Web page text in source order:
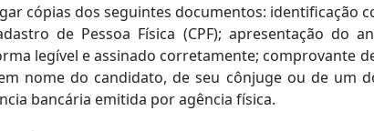
cópias dos seguintes documentos: identificação
de Pessoa Física (CPF); apresentação do
legível e assinado corretamente; comprovante
nome do candidato, de seu cônjuge ou de um
bancária emitida por agência física.